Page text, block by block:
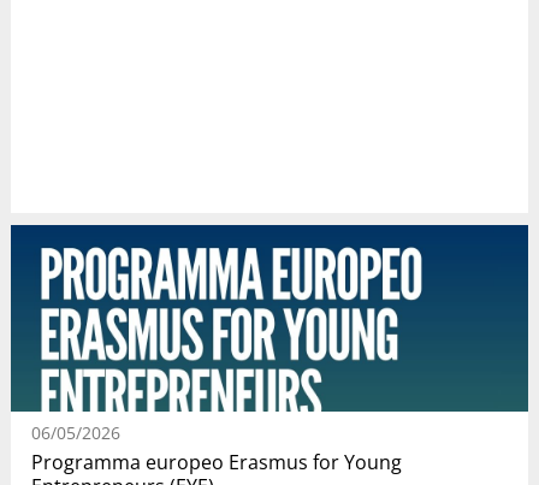
06/05/2026
Programma europeo Erasmus for Young